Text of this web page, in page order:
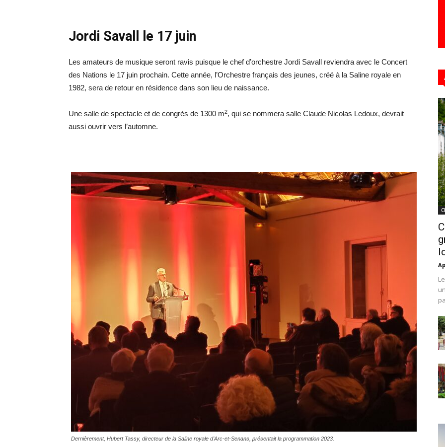
Jordi Savall le 17 juin
Les amateurs de musique seront ravis puisque le chef d’orchestre Jordi Savall reviendra avec le Concert
des Nations le 17 juin prochain. Cette année, l’Orchestre français des jeunes, créé à la Saline royale en
1982, sera de retour en résidence dans son lieu de naissance.
Une salle de spectacle et de congrès de 1300 m2, qui se nommera salle Claude Nicolas Ledoux, devrait
aussi ouvrir vers l’automne.
Dernièrement, Hubert Tassy, directeur de la Saline royale d’Arc-et-Senans, présentait la programmation 2023.